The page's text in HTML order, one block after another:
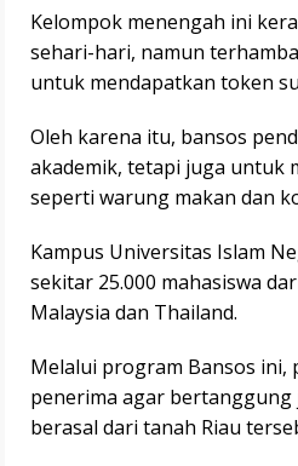
Kelompok menengah ini
sehari-hari, namun
untuk mendapatkan token
Oleh karena itu, bansos
akademik, tetapi juga untuk
seperti warung makan dan
Kampus Universitas Islam
sekitar 25.000 mahasiswa
Malaysia dan Thailand.
​Melalui program Bansos ini,
penerima agar bertanggung
berasal dari tanah Riau